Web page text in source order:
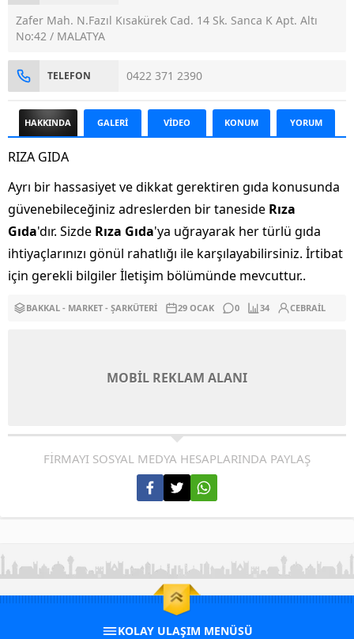
Zafer Mah. N.Fazıl Kısakürek Cad. 14 Sk. Sanca K Apt. Altı
No:42 / MALATYA
TELEFON 0422 371 2390
HAKKINDA GALERİ VİDEO KONUM YORUM
RIZA GIDA
Ayrı bir hassasiyet ve dikkat gerektiren gıda konusunda
güvenebileceğiniz adreslerden bir taneside Rıza
Gıda'dır. Sizde Rıza Gıda'ya uğrayarak her türlü gıda
ihtiyaçlarınızı gönül rahatlığı ile karşılayabilirsiniz. İrtibat
için gerekli bilgiler İletişim bölümünde mevcuttur..
BAKKAL - MARKET - ŞARKÜTERI 29 OCAK 0 34 CEBRAIL
MOBİL REKLAM ALANI
FİRMAYI SOSYAL MEDYA HESAPLARINDA PAYLAŞ
KOLAY ULAŞIM MENÜSÜ